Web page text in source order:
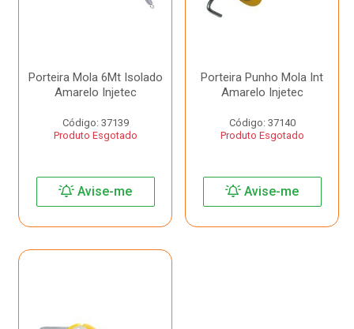
Porteira Mola 6Mt Isolado
Amarelo Injetec
Código: 37139
Produto Esgotado
Avise-me
Porteira Punho Mola Int
Amarelo Injetec
Código: 37140
Produto Esgotado
Avise-me